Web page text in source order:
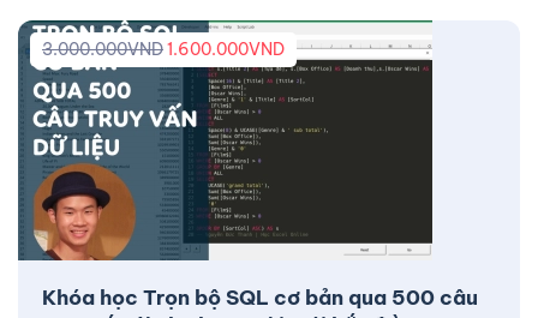
Khóa học Trọn bộ SQL cơ bản qua 500 câu
3.000.000VND1.600.000VND